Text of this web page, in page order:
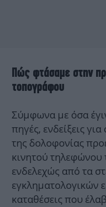
Πώς φτάσαμε στην
τοπογράφου
Σύμφωνα με όσα
πηγές, ενδείξεις
της δολοφονίας
κινητού τηλεφώνου
ενδελεχώς από τα
εγκληματολογικών
καταθέσεις που